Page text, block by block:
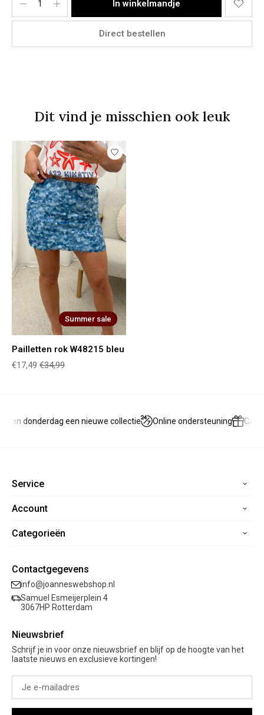
In winkelmandje
Direct bestellen
Dit vind je misschien ook leuk
Items van productcarrousel
Summer sale
Pailletten rok W48215 bleu
€17,49 €34,99
en donderdag een nieuwe collectie Online ondersteuning
Service
Home
Veelgestelde vragen
Retourneren
Garantie
Account
Registreren
Mijn verlanglijst
Categorieën
Sale
Kleding
Schoenen
Cadeaubon
Contactgegevens
info@joanneswebshop.nl
Samuel Esmeijerplein 4
3067HP Rotterdam
Nieuwsbrief
Schrijf je in voor onze nieuwsbrief en blijf op de hoogte van het
laatste nieuws en exclusieve kortingen!